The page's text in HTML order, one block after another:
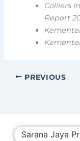
Colliers
Report
PREVIOUS
Copyright
Sarana Jaya